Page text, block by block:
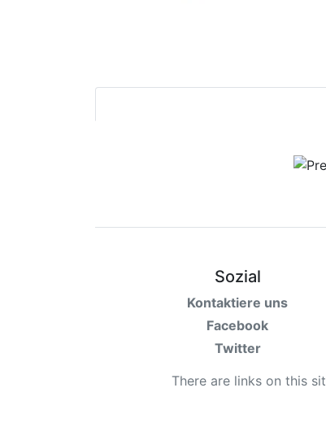
Sozial
Kontaktiere uns
Facebook
Twitter
There are links on this